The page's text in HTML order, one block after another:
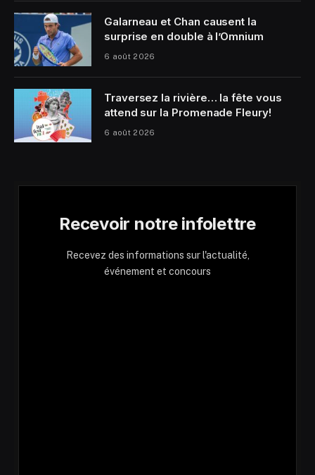
Galarneau et Chan causent la
surprise en double à l’Omnium
6 août 2026
Traversez la rivière… la fête vous
attend sur la Promenade Fleury!
6 août 2026
Recevoir notre infolettre
Recevez des informations sur l'actualité,
événement et concours